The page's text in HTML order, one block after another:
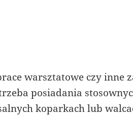
warsztatowe czy inne
posiadania
koparkach lub